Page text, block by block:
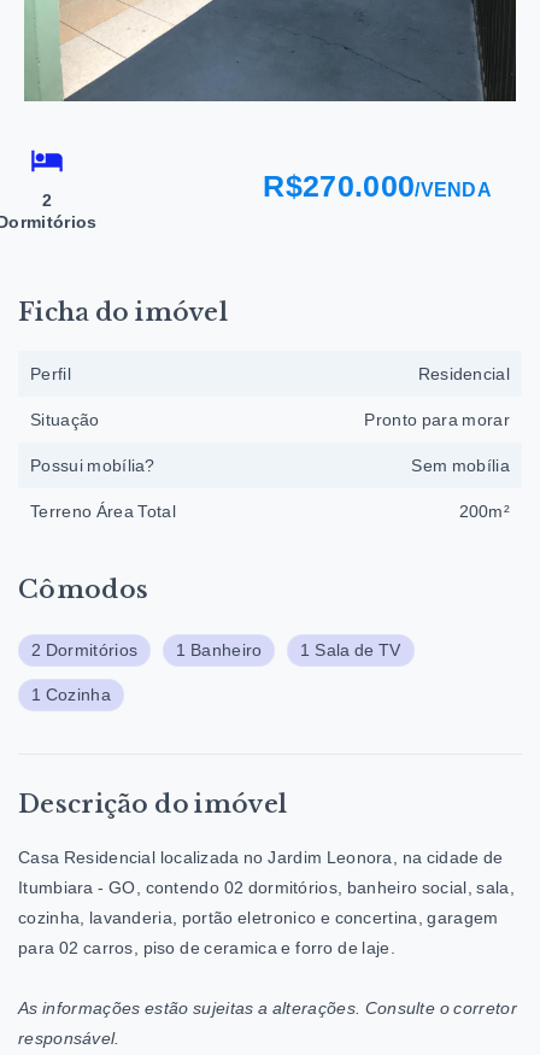
2
R$270.000/VENDA
Cômodos
2 Dormitórios 1 Banheiro 1 Sala de TV
1 Cozinha
Descrição do imóvel
Casa Residencial localizada noJardim Leonora
, na cidade de
Itumbiara - GO, contendo 02 dormitórios, banheiro social, sala,
cozinha, lavanderia, portão eletronico e concertina, garagem
para 02 carros, piso de ceramica e forro de laje.
As informações estão sujeitas a alterações. Consulte o corretor
responsável.
Ficha do imóvel
Perfil Residencial
Situação Pronto para morar
Possui mobília? Sem mobília
Terreno Área Total 200m²